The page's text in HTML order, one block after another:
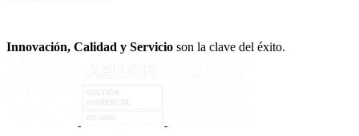
Innovación, Calidad y Servicio son la clave del éxito.